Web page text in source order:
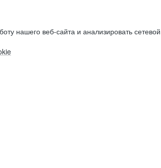
нашего веб-сайта и анализировать